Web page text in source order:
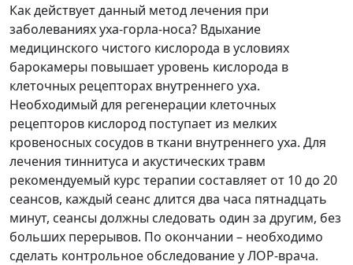
Как действует данный метод лечения при
заболеваниях уха-горла-носа? Вдыхание
медицинского чистого кислорода в условиях
барокамеры повышает уровень кислорода в
клеточных рецепторах внутреннего уха.
Необходимый для регенерации клеточных
рецепторов кислород поступает из мелких
кровеносных сосудов в ткани внутреннего уха. Для
лечения тиннитуса и акустических травм
рекомендуемый курс терапии составляет от 10 до 20
сеансов, каждый сеанс длится два часа пятнадцать
минут, сеансы должны следовать один за другим, без
больших перерывов. По окончании – необходимо
сделать контрольное обследование у ЛОР-врача.